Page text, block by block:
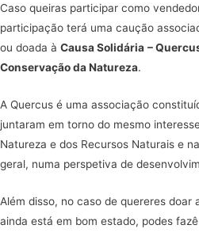
Caso queiras participar como
participação terá uma caução
ou doada à Causa Solidária –
Conservação da Natureza.
A Quercus é uma associação
juntaram em torno do mesmo
Natureza e dos Recursos Naturais e
geral, numa perspetiva de
Além disso, no caso de quereres doar
ainda está em bom estado, podes